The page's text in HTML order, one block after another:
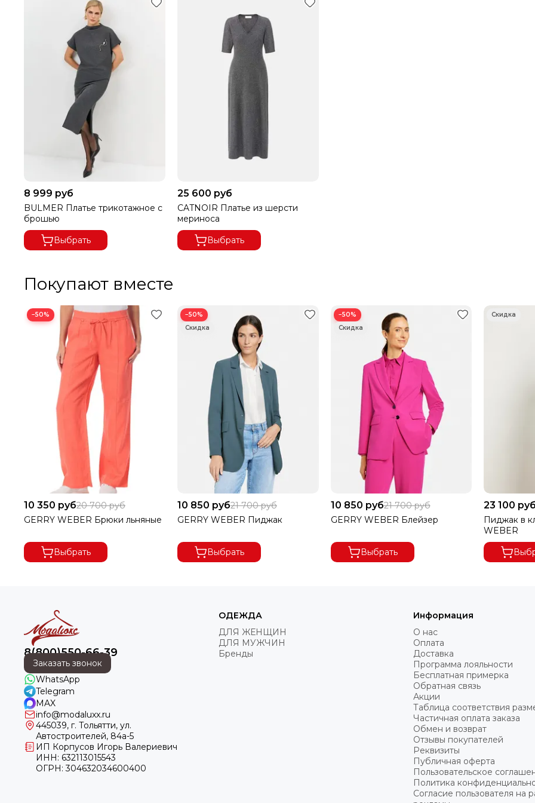
8 999 руб
BULMER Платье трикотажное с
брошью
Выбрать
25 600 руб
CATNOIR Платье из шерсти
мериноса
Выбрать
Покупают вместе
−50%
10 350 руб20 700 руб
GERRY WEBER Брюки льняные
Выбрать
−50%
10 850 руб21 700 руб
GERRY WEBER Пиджак
Выбрать
−50%
10 850 руб21 700 руб
GERRY WEBER Блейзер
Выбрать
23 100 руб
Пиджак в
WEBER
8(800)550-66-39
Заказать звонок
WhatsApp
Telegram
MAX
info@modaluxx.ru
445039, г. Тольятти, ул.
Автостроителей, 84а-5
ИП Корпусов Игорь Валериевич
ИНН: 632113015543
ОГРН: 304632034600400
ОДЕЖДА
ДЛЯ ЖЕНЩИН
ДЛЯ МУЖЧИН
Бренды
Информация
О нас
Оплата
Доставка
Программа лояльности
Бесплатная примерка
Обратная связь
Акции
Таблица соответствия
Частичная оплата заказа
Обмен и возврат
Отзывы покупателей
Реквизиты
Публичная оферта
Пользовательское
Политика
Согласие пользователя на